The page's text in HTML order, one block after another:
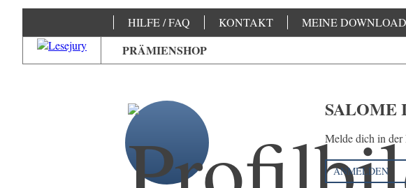
HILFE / FAQ KONTAKT MEINE
PRÄMIENSHOP
SALOME
Melde dich in der
ANMELDEN